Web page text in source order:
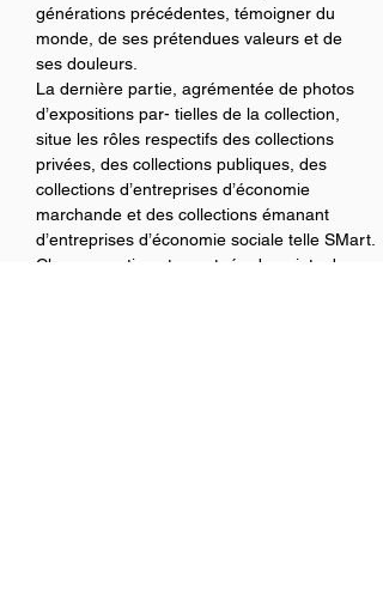
générations précédentes, témoigner du
monde, de ses prétendues valeurs et de
ses douleurs.
La dernière partie, agrémentée de photos
d’expositions par- tielles de la collection,
situe les rôles respectifs des collections
privées, des collections publiques, des
collections d’entreprises d’économie
marchande et des collections émanant
d’entreprises d’économie sociale telle SMart.
Chaque partie est ponctuée de points de